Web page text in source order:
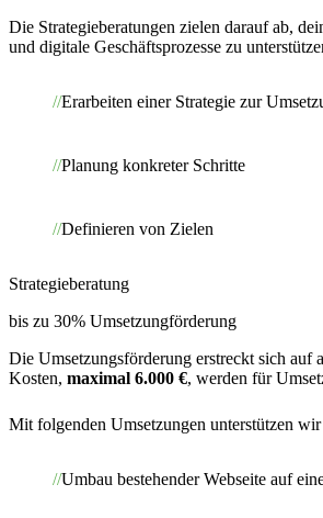
Die Strategieberatungen zielen darauf ab,
und digitale Geschäftsprozesse zu
Erarbeiten einer Strategie zur
Planung konkreter Schritte
Definieren von Zielen
Strategieberatung
bis zu 30% Umsetzungförderung
Die Umsetzungsförderung erstreckt sich
Kosten, maximal 6.000 €, werden für
Mit folgenden Umsetzungen unterstützen
Umbau bestehender Webseite auf